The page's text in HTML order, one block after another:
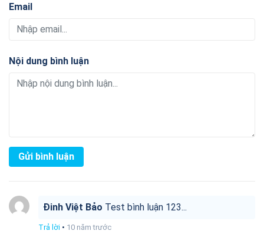
Email
Nội dung bình luận
Đinh Việt Bảo Test bình luận 123...
Trả lời • 10 năm trước